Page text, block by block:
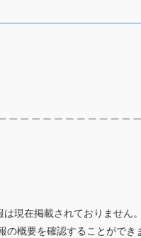
現在掲載されておりません。
概要を確認することができ